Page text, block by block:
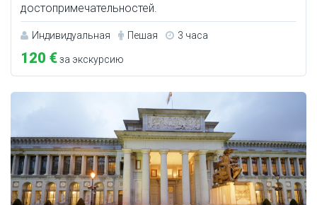
достопримечательностей.
Индивидуальная Пешая 3 часа
120 €за экскурсию